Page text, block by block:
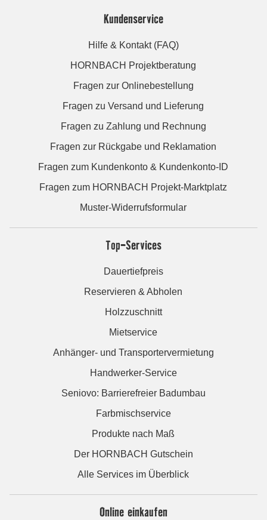
Kundenservice
Hilfe & Kontakt (FAQ)
HORNBACH Projektberatung
Fragen zur Onlinebestellung
Fragen zu Versand und Lieferung
Fragen zu Zahlung und Rechnung
Fragen zur Rückgabe und Reklamation
Fragen zum Kundenkonto & Kundenkonto-ID
Fragen zum HORNBACH Projekt-Marktplatz
Muster-Widerrufsformular
Top-Services
Dauertiefpreis
Reservieren & Abholen
Holzzuschnitt
Mietservice
Anhänger- und Transportervermietung
Handwerker-Service
Seniovo: Barrierefreier Badumbau
Farbmischservice
Produkte nach Maß
Der HORNBACH Gutschein
Alle Services im Überblick
Online einkaufen